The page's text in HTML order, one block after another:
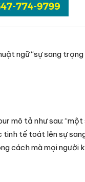
ngữ “sự sang
mô tả như sau: “một
tinh tế toát lên sự
cách mà mọi người